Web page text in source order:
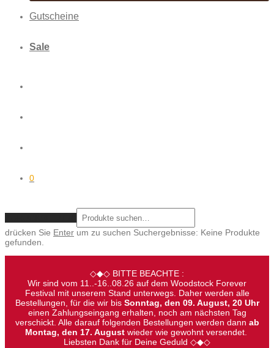
Gutscheine
Sale
0
drücken Sie Enter um zu suchen Suchergebnisse: Keine Produkte
gefunden.
◇◆◇ BITTE BEACHTE :
Wir sind vom 11..-16..08.26 auf dem Woodstock Forever
Festival mit unserem Stand unterwegs. Daher werden alle
Bestellungen, für die wir bis Sonntag, den 09. August, 20 Uhr
einen Zahlungseingang erhalten, noch am nächsten Tag
verschickt. Alle darauf folgenden Bestellungen werden dann ab
Montag, den 17. August wieder wie gewohnt versendet.
Liebsten Dank für Deine Geduld ◇◆◇